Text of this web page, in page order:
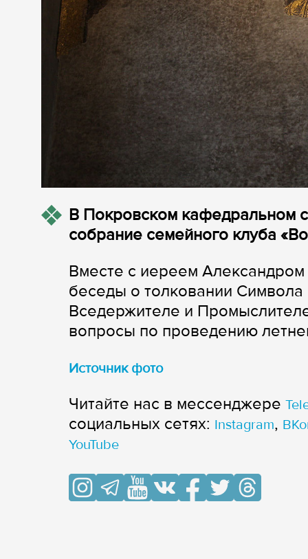
В Покровском кафедральном
собрание семейного клуба
Вместе с иереем
беседы о толковании
Вседержителе и
вопросы по проведению
Источник фото
Читайте нас в мессенджере
cоциальных сетях: Instagram,
YouTube